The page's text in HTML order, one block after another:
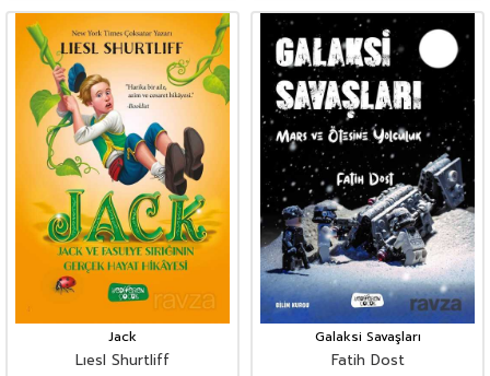
Jack
Lıesl Shurtliff
Galaksi Savaşları
Fatih Dost